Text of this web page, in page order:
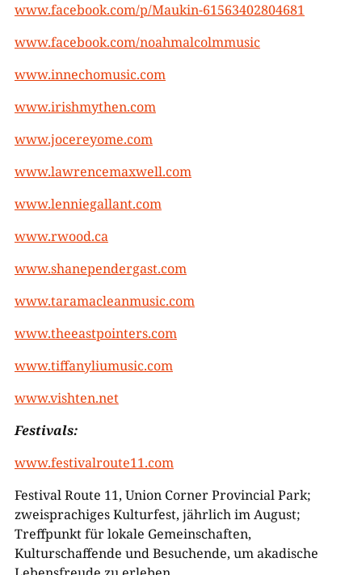
www.facebook.com/p/Maukin-61563402804681
www.facebook.com/noahmalcolmmusic
www.innechomusic.com
www.irishmythen.com
www.jocereyome.com
www.lawrencemaxwell.com
www.lenniegallant.com
www.rwood.ca
www.shanependergast.com
www.taramacleanmusic.com
www.theeastpointers.com
www.tiffanyliumusic.com
www.vishten.net
Festivals:
www.festivalroute11.com
Festival Route 11, Union Corner Provincial Park;
zweisprachiges Kulturfest, jährlich im August;
Treffpunkt für lokale Gemeinschaften,
Kulturschaffende und Besuchende, um akadische